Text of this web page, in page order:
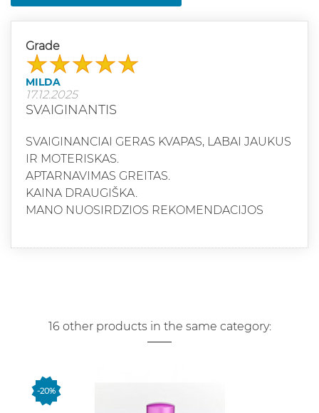
Grade
MILDA
17.12.2025
SVAIGINANTIS
SVAIGINANCIAI GERAS KVAPAS, LABAI JAUKUS
IR MOTERISKAS.
APTARNAVIMAS GREITAS.
KAINA DRAUGIŠKA.
MANO NUOSIRDZIOS REKOMENDACIJOS
16 other products in the same category:
-20%